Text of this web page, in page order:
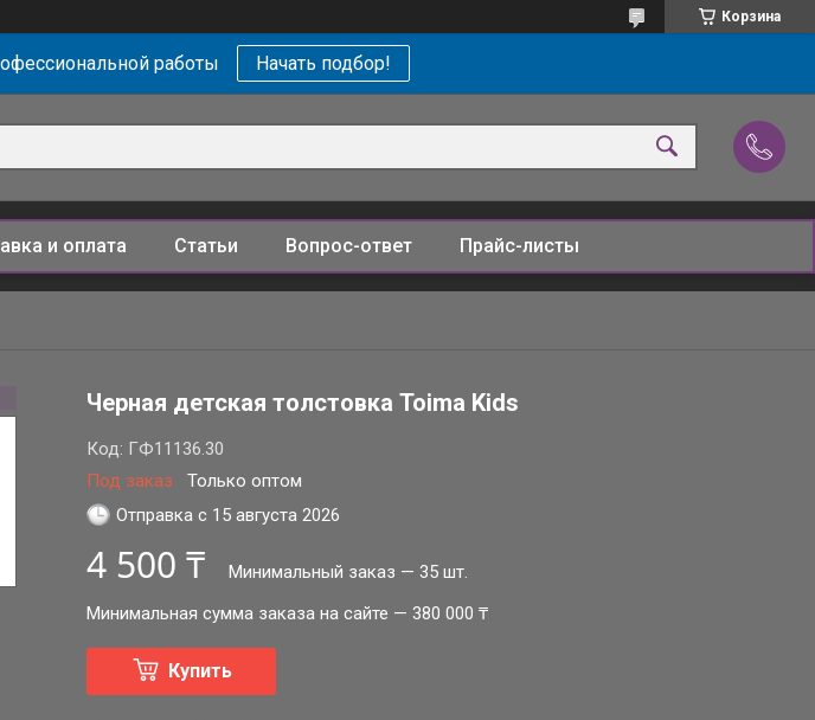
Корзина
работы Начать подбор!
и оплата Статьи Вопрос-ответ Прайс-листы
Черная детская толстовка Toima Kids
Под заказ Только оптом
Код: ГФ11136.30
Отправка с 15 августа 2026
4 500 ₸
Минимальный заказ — 35 шт.
Минимальная сумма заказа на сайте — 380 000 ₸
Купить